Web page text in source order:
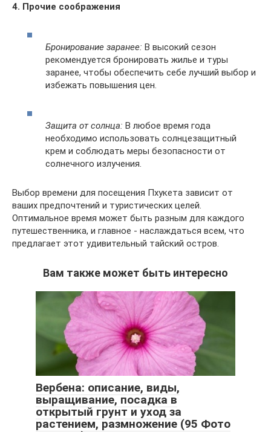
4. Прочие соображения
Бронирование заранее: В высокий сезон
рекомендуется бронировать жилье и туры
заранее, чтобы обеспечить себе лучший выбор и
избежать повышения цен.
Защита от солнца: В любое время года
необходимо использовать солнцезащитный
крем и соблюдать меры безопасности от
солнечного излучения.
Выбор времени для посещения Пхукета зависит от
ваших предпочтений и туристических целей.
Оптимальное время может быть разным для каждого
путешественника, и главное - наслаждаться всем, что
предлагает этот удивительный тайский остров.
Вам также может быть интересно
Вербена: описание, виды,
выращивание, посадка в
открытый грунт и уход за
растением, размножение (95 Фото